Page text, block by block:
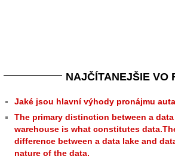
NAJČÍTANEJŠIE VO
Jaké jsou hlavní výhody pronájmu auta
The primary distinction between a
warehouse is what constitutes
difference between a data lake and
nature of the data.